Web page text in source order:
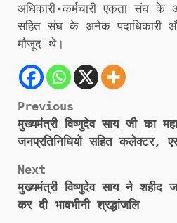
अधिकारी-कर्मचारी एकता संघ के
सहित संघ के अनेक पदाधिकारी
मौजूद थे।
Post
navigation
Previous
मुख्यमंत्री विष्णुदेव साय जी का
जनप्रतिनिधियों सहित कलेक्टर,
Next
मुख्यमंत्री विष्णुदेव साय ने शहीद
कर दी भावभीनी श्रद्धांजलि